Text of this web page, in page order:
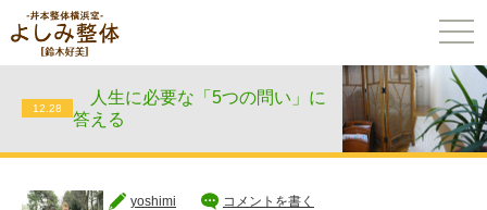
12.28
人生に必要な「5つの問い」に
答える
yoshimi
コメントを書く